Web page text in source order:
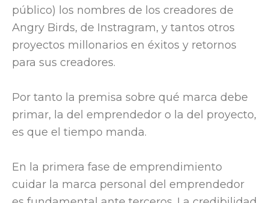
público) los nombres de los creadores de
Angry Birds, de Instragram, y tantos otros
proyectos millonarios en éxitos y retornos
para sus creadores.
Por tanto la premisa sobre qué marca debe
primar, la del emprendedor o la del proyecto,
es que el tiempo manda.
En la primera fase de emprendimiento
cuidar la marca personal del emprendedor